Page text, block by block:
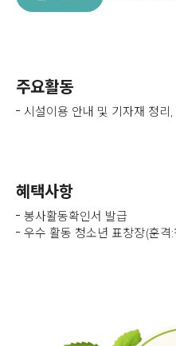
주요활동
시설이용 안내 및 기자재 정리
혜택사항
봉사활동확인서 발급
우수 활동 청소년 표창장(훈격